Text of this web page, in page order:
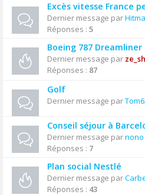
Excès vitesse France
Dernier message par
Réponses : 5
Boeing 787 Dreamliner
Dernier message par
Réponses : 87
Golf
Dernier message par
Conseil séjour à
Dernier message parnono
Réponses : 7
Plan social Nestlé
Dernier message par
Réponses : 43